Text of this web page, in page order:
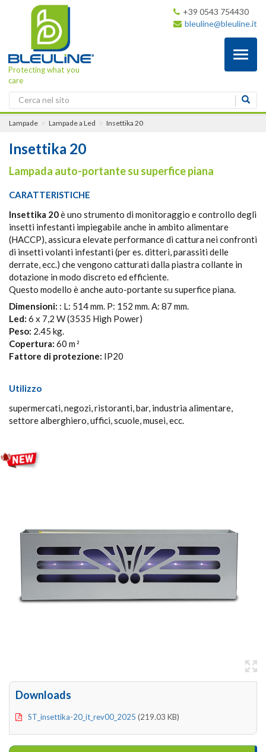
Protecting what you
care
+39 0543 754430
bleuline@bleuline.it
Lampade Lampade a Led Insettika 20
Insettika 20
Lampada auto-portante su superfice piana
CARATTERISTICHE
Insettika 20è uno strumento di monitoraggio e controllo degli
insetti infestanti impiegabile anche in ambito alimentare
(HACCP), assicura elevate performance di cattura nei confronti
di insetti volanti infestanti (per es. ditteri, parassiti delle
derrate, ecc.) che vengono catturati dalla piastra collante in
dotazione in modo discreto ed efficiente.
Questo modello è anche auto-portante su superfice piana.
Dimensioni: : L: 514 mm. P: 152 mm. A: 87 mm.
Led: 6 x 7,2 W (3535 High Power)
Peso: 2.45 kg.
Copertura: 60 m 2
Fattore di protezione: IP20
Utilizzo
supermercati, negozi, ristoranti, bar, industria alimentare,
settore alberghiero, uffici, scuole, musei, ecc.
Downloads
ST_insettika-20_it_rev00_2025 (219.03 KB)